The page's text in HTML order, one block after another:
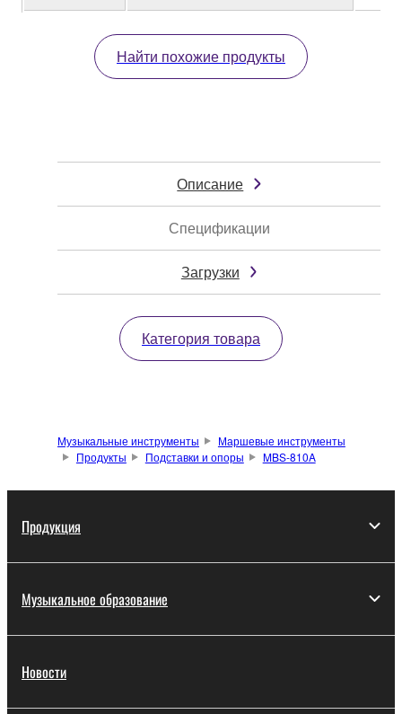
Найти похожие продукты
Описание
Спецификации
Загрузки
Категория товара
Музыкальные инструменты
Маршевые инструменты
Продукты
Подставки и опоры MBS-810A
Продукция
Музыкальное образование
Новости